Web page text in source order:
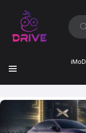
ค้นหา:
iMoD
ล่าสุด